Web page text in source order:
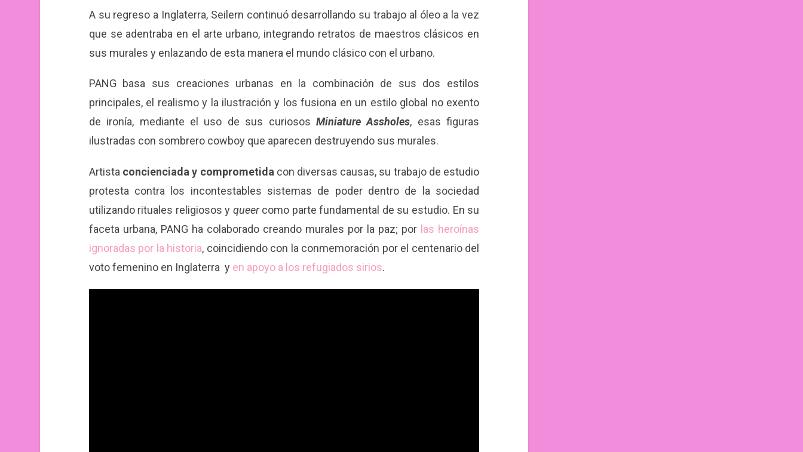
A su regreso a Inglaterra, Seilern continuó desarrollando su trabajo al óleo a la vez
que se adentraba en el arte urbano, integrando retratos de maestros clásicos en
sus murales y enlazando de esta manera el mundo clásico con el urbano.
PANG basa sus creaciones urbanas en la combinación de sus dos estilos
principales, el realismo y la ilustración y los fusiona en un estilo global no exento
de ironía, mediante el uso de sus curiosos Miniature Assholes, esas figuras
ilustradas con sombrero cowboy que aparecen destruyendo sus murales.
Artista concienciada y comprometidacon diversas causas, su trabajo de estudio
protesta contra los incontestables sistemas de poder dentro de la sociedad
utilizando rituales religiosos y queercomo parte fundamental de su estudio. En su
faceta urbana, PANG ha colaborado creando murales por la paz; por las heroínas
ignoradas por la historia, coincidiendo con la conmemoración por el centenario del
voto femenino en Inglaterra y en apoyo a los refugiados sirios.